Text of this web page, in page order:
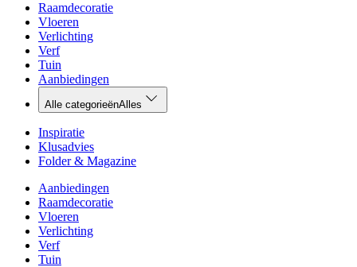
Raamdecoratie
Vloeren
Verlichting
Verf
Tuin
Aanbiedingen
Alle categorieënAlles
Inspiratie
Klusadvies
Folder & Magazine
Aanbiedingen
Raamdecoratie
Vloeren
Verlichting
Verf
Tuin